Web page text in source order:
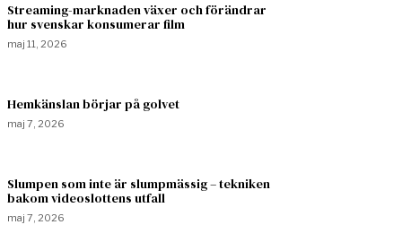
Streaming-marknaden växer och förändrar
hur svenskar konsumerar film
maj 11, 2026
Hemkänslan börjar på golvet
maj 7, 2026
Slumpen som inte är slumpmässig – tekniken
bakom videoslottens utfall
maj 7, 2026